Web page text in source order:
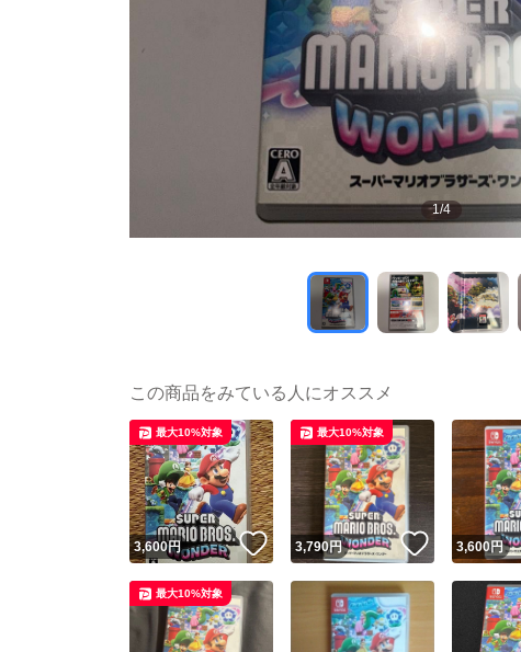
1/4
この商品をみている人にオススメ
3,600円 いいね！
最大10%対象
3,790円 いいね！
最大10%対象
3,600円
最大10%対象